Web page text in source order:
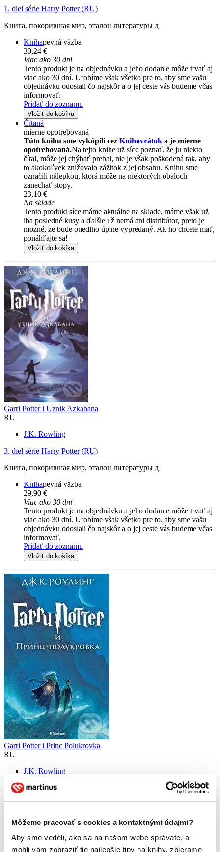
Môžeme pracovať s cookies a kontaktnými údajmi?
Aby sme vedeli, ako sa na našom webe správate, a
mohli vám zobraziť tie najlepšie tipy na knihy, zbierame
1. diel série Harry Potter (RU)
Книга, покорившая мир, эталон литературы д
Knihapevná väzba
30,24 €
Viac ako 30 dní
Tento produkt je na objednávku a jeho dodanie môže trvať aj
viac ako 30 dní. Urobíme však všetko pre to, aby sme vašu
objednávku odoslali čo najskôr a o jej ceste vás budeme včas
informovať.
Pridať do zoznamu
Vložiť do košíka
Čítaná
mierne opotrebovaná
Túto knihu sme vykúpili cez Knihovrátok a je mierne
opotrebovaná.Na tejto knihe už síce poznať, že ju niekto
čítal, môže jej chýbať prebal, nie je však poškodená tak, aby
to akokoľvek znižovalo zážitok z jej obsahu. Knihu sme
označili nálepkou, ktorá môže na niektorých obaloch
zanechať stopy.
23,10 €
Na sklade
Tento produkt síce máme aktuálne na sklade, máme však už
iba posledné kusy a ďalšie už nemá ani distribútor, preto je
možné, že bude onedlho úplne vypredaný. Ak ho chcete mať,
ponáhľajte sa!
Vložiť do košíka
Garri Potter i Uznik Azkabana
RU
J.K. Rowling
3. diel série Harry Potter (RU)
Книга, покорившая мир, эталон литературы д
Knihapevná väzba
29,90 €
Viac ako 30 dní
Tento produkt je na objednávku a jeho dodanie môže trvať aj
viac ako 30 dní. Urobíme však všetko pre to, aby sme vašu
objednávku odoslali čo najskôr a o jej ceste vás budeme včas
informovať.
Pridať do zoznamu
Vložiť do košíka
Garri Potter i Princ Polukrovka
RU
J.K. Rowling
6. diel sérieHarry Potter (RU)
Книга, покорившая мир, эталон литературы д
Kniha pevná väzba
Viac ako 30 dní
Tento produkt je na objednávku a jeho dodanie môže trvať aj